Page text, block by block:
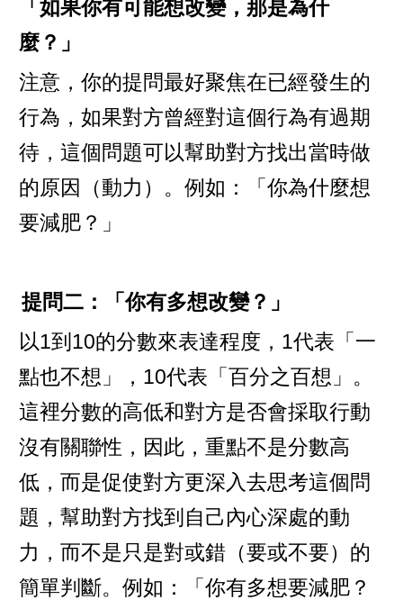
「如果你有可能想改變，那是為什
麼？」
注意，你的提問最好聚焦在已經發生的
行為，如果對方曾經對這個行為有過期
待，這個問題可以幫助對方找出當時做
的原因（動力）。例如：「你為什麼想
要減肥？」
提問二：「你有多想改變？」
以1到10的分數來表達程度，1代表「一
點也不想」，10代表「百分之百想」。
這裡分數的高低和對方是否會採取行動
沒有關聯性，因此，重點不是分數高
低，而是促使對方更深入去思考這個問
題，幫助對方找到自己內心深處的動
力，而不是只是對或錯（要或不要）的
簡單判斷。例如：「你有多想要減肥？